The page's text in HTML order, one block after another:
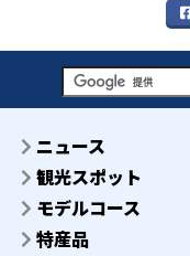
ニュース
観光スポット
モデルコース
特産品